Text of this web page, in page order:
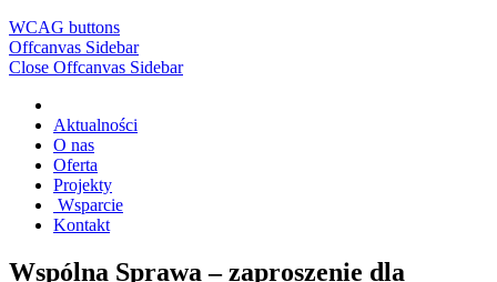
WCAG buttons
Offcanvas Sidebar
Close Offcanvas Sidebar
Aktualności
O nas
Oferta
Projekty
Wsparcie
Kontakt
Wspólna Sprawa – zaproszenie dla